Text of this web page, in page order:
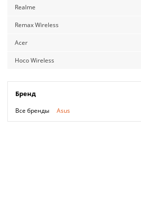
Realme
Remax Wireless
Acer
Hoco Wireless
Бренд
Все бренды Asus